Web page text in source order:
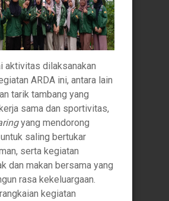
aktivitas dilaksanakan
ARDA ini, antara lain
tarik tambang yang
sama dan sportivitas,
yang mendorong
saling bertukar
serta kegiatan
dan makan bersama yang
rasa kekeluargaan.
kegiatan